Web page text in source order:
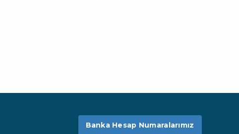
Banka Hesap Numaralarımız